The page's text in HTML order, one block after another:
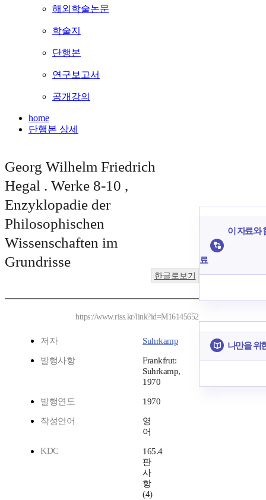
해외학술논문
학술지
단행본
연구보고서
공개강의
home
단행본 상세
Georg Wilhelm Friedrich
Hegal . Werke 8-10 ,
Enzyklopadie der
Philosophischen
Wissenschaften im
Grundrisse
한글로보기
https://www.riss.kr/link?id=M16145652
저자 Suhrkamp
발행사항
Frankfrut:
Suhrkamp,
1970
발행연도 1970
작성언어
영
어
KDC
165.4
판
사
항
(4)
이 자료와
료
나만을 위